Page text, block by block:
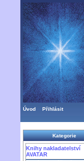
Úvod Přihlásit
Kategorie
Knihy nakladatelství
AVATAR